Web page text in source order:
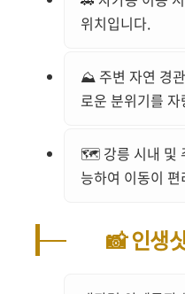
위치입니다.
⛰️ 주변 자연 경
로운 분위기를
🗺️ 강릉 시내 및
능하여 이동이
📸 인생